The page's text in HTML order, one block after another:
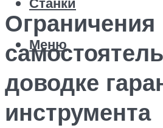
Меню
Ограничения
доводке
инструмента